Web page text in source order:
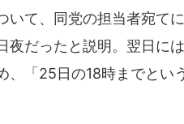
いて、同党の担当者宛て
夜だったと説明。翌日に
、「25日の18時までとい